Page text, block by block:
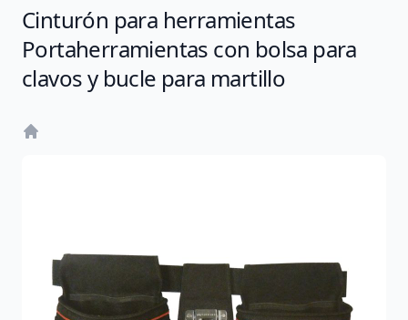
Cinturón para herramientas
Portaherramientas con bolsa para
clavos y bucle para martillo